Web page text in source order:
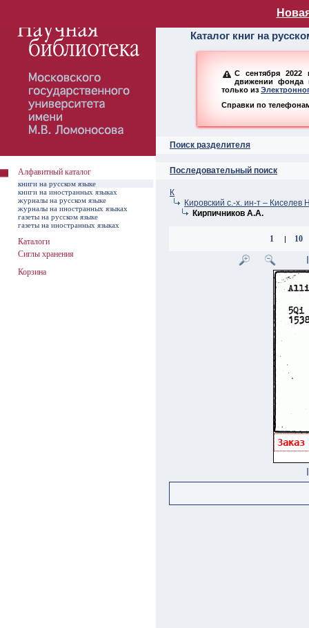
Алфавитный
Каталог книг на
С сентября 2022
движении фонда
только из
Справки по
Поиск разделителя
Последовательный поиск
К
Кировский с.-х. ин-т – Киселев
Кирпичников А.А.
1 | 10
Алфавитный каталог
книги на русском языке
книги на иностранных языках
журналы на русском языке
журналы на иностранных языках
газеты на русском языке
газеты на иностранных языках
Каталоги
Сиглы хранения
Корзина